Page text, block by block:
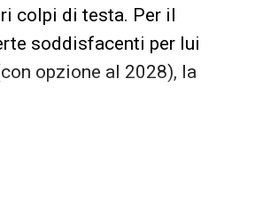
colpi di testa. Per il
soddisfacenti per lui
opzione al 2028), la